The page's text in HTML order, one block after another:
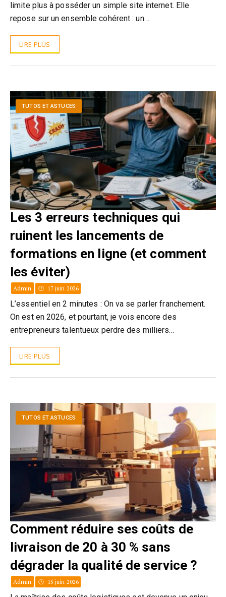
limite plus à posséder un simple site internet. Elle
repose sur un ensemble cohérent : un…
LIRE PLUS
TUTOS ET ASTUCES
Les 3 erreurs techniques qui
ruinent les lancements de
formations en ligne (et comment
les éviter)
Admin 17 juin 2026
L’essentiel en 2 minutes : On va se parler franchement.
On est en 2026, et pourtant, je vois encore des
entrepreneurs talentueux perdre des milliers…
LIRE PLUS
TUTOS ET ASTUCES
Comment réduire ses coûts de
livraison de 20 à 30 % sans
dégrader la qualité de service ?
Admin 15 juin 2026